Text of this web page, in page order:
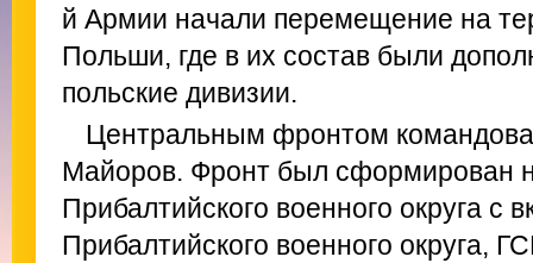
й Армии начали перемещение на
Польши, где в их состав были
польские дивизии.
Центральным фронтом
Майоров. Фронт был сформирован
Прибалтийского военного округа с
Прибалтийского военного округа,